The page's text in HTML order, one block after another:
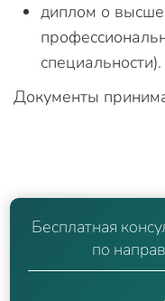
диплом о
специальности).
Документы
Бесплатная
по